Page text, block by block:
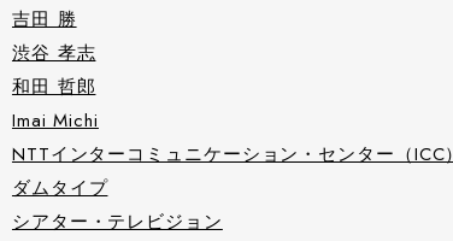
吉田 勝
渋谷 孝志
和田 哲郎
Imai Michi
NTTインターコミュニケーション・センター（ICC）
ダムタイプ
シアター・テレビジョン